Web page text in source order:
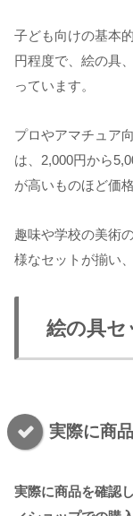
子ども向けの基本
円程度で、絵の具
っています。
プロやアマチュア
は、2,000円から
が高いものほど価
趣味や学校の美術
様なセットが揃い
絵の具セ
実際に商
実際に商品を確認